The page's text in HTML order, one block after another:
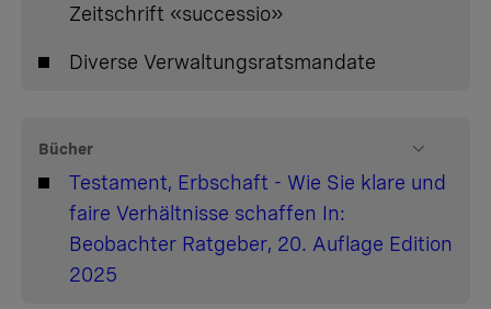
Zeitschrift «successio»
Diverse Verwaltungsratsmandate
Bücher
Testament, Erbschaft - Wie Sie klare und
faire Verhältnisse schaffen In:
Beobachter Ratgeber, 20. Auflage Edition
2025